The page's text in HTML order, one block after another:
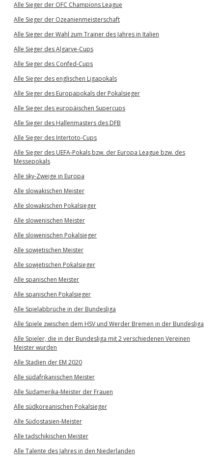
Alle Sieger der OFC Champions League
Alle Sieger der Ozeanienmeisterschaft
Alle Sieger der Wahl zum Trainer des Jahres in Italien
Alle Sieger des Algarve-Cups
Alle Sieger des Confed-Cups
Alle Sieger des englischen Ligapokals
Alle Sieger des Europapokals der Pokalsieger
Alle Sieger des europäischen Supercups
Alle Sieger des Hallenmasters des DFB
Alle Sieger des Intertoto-Cups
Alle Sieger des UEFA-Pokals bzw. der Europa League bzw. des
Messepokals
Alle sky-Zweige in Europa
Alle slowakischen Meister
Alle slowakischen Pokalsieger
Alle slowenischen Meister
Alle slowenischen Pokalsieger
Alle sowjetischen Meister
Alle sowjetischen Pokalsieger
Alle spanischen Meister
Alle spanischen Pokalsieger
Alle Spielabbrüche in der Bundesliga
Alle Spiele zwischen dem HSV und Werder Bremen in der Bundesliga
Alle Spieler, die in der Bundesliga mit 2 verschiedenen Vereinen
Meister wurden
Alle Stadien der EM 2020
Alle südafrikanischen Meister
Alle Südamerika-Meister der Frauen
Alle südkoreanischen Pokalsieger
Alle Südostasien-Meister
Alle tadschikischen Meister
Alle Talente des Jahres in den Niederlanden